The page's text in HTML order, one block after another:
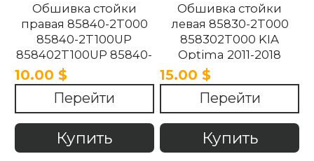
Обшивка стойки
правая 85840-2T000
85840-2T100UP
858402T100UP 85840-
2T100UP KIA Optima
2011-2018
10.00 $
Перейти
Купить
Обшивка стойки
левая 85830-2T000
858302T000 KIA
Optima 2011-2018
15.00 $
Перейти
Купить